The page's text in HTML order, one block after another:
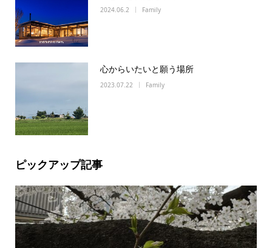
2024.06.2 Family
心からいたいと願う場所
2023.07.22 Family
ピックアップ記事